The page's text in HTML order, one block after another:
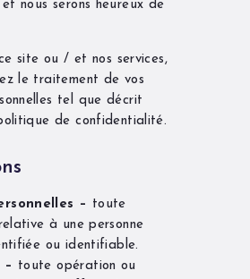
et nous serons heureux de
site ou / et nos services,
le traitement de vos
tel que décrit
de confidentialité.
–
toute
à une personne
ou identifiable.
–
toute opération ou